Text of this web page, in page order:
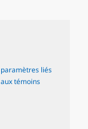
paramètres liés
aux témoins